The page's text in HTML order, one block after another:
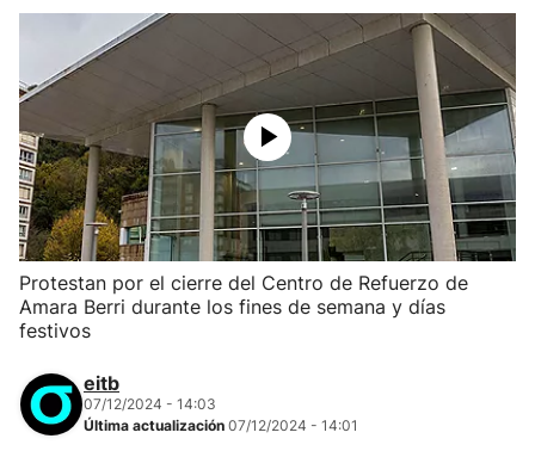
Protestan por el cierre del Centro de Refuerzo de
Amara Berri durante los fines de semana y días
festivos
eitb
07/12/2024 - 14:03
Última actualización 07/12/2024 - 14:01